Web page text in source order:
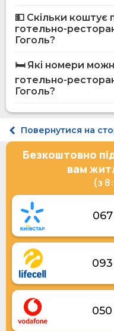
Бар
Пральня
Ресторан
Розміщення з
Доставка їжі та напоїв
Місце для пікніка
Щоденне прибирання
Електрогенератор
Ліфт
Укриття в готелі
Прибирання номерів
💵 Скільки коштує
готельно-
Гоголь?
Гоголь
🛏️ Які номери
готельно-
Гоголь?
Стандарт двомісний
Напівлюкс двомісний
Повернутися на
Безкоштовно
вам
(з